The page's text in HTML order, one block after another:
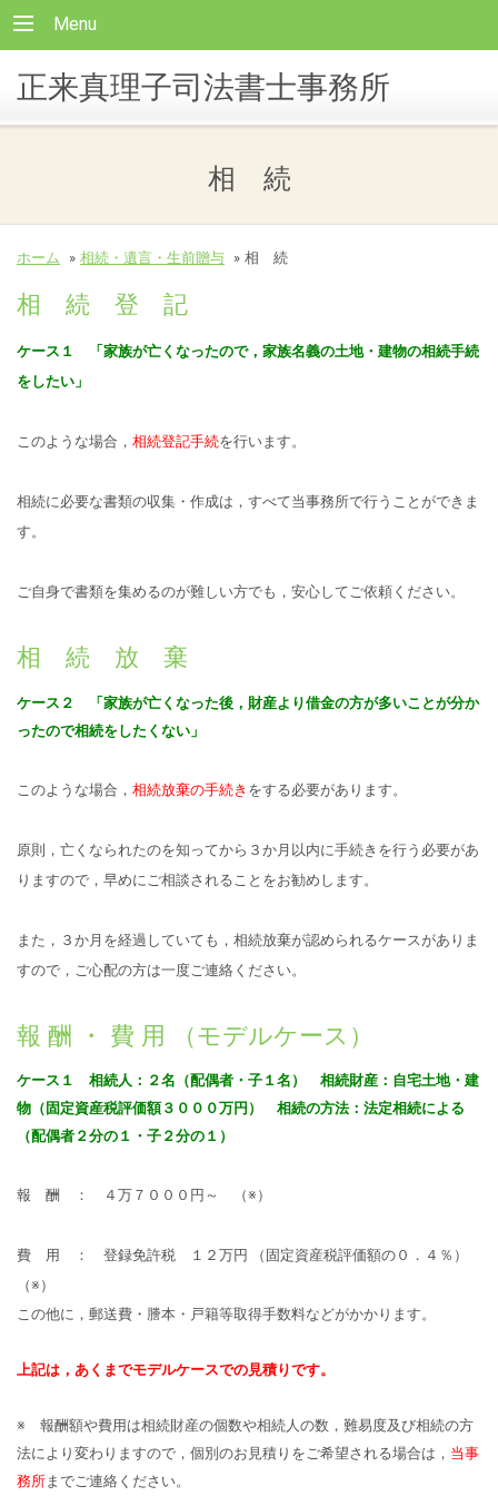
Menu
正来真理子司法書士事務所
相 続
ホーム » 相続・遺言・生前贈与 » 相 続
相 続 登 記
ケース１ 「家族が亡くなったので，家族名義の土地・建物の相続手続
をしたい」
このような場合， 相続登記手続を行います。
相続に必要な書類の収集・作成は，すべて当事務所で行うことができま
す。
ご自身で書類を集めるのが難しい方でも，安心してご依頼ください。
相 続 放 棄
ケース２ 「家族が亡くなった後，財産より借金の方が多いことが分か
ったので相続をしたくない」
このような場合， 相続放棄の手続き をする必要があります。
原則，亡くなられたのを知ってから３か月以内に手続きを行う必要があ
りますので，早めにご相談されることをお勧めします。
また，３か月を経過していても，相続放棄が認められるケースがありま
すので，ご心配の方は一度ご連絡ください。
報 酬 ・ 費 用 （モデルケース）
ケース１ 相続人：２名（配偶者・子１名） 相続財産：自宅土地・建
物（固定資産税評価額３０００万円） 相続の方法：法定相続による
（配偶者２分の１・子２分の１）
報 酬 ： ４ 万７０００円～ （※）
費 用 ： 登録免許税 １２万円 （固定資産税評価額の０．４％）
（※）
この他に，郵送費・謄本・戸籍等取得手数料などがかかります。
上記は，あくまでモデルケースでの見積りです。
※ 報酬額や費用は相続財産の個数や相続人の数，難易度及び相続の方
法により変わりますので，個別のお見積りをご希望される場合は， 当事
務所までご連絡ください。